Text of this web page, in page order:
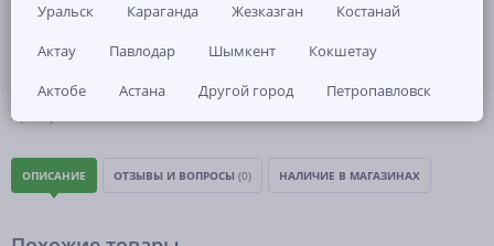
Артикул: - (0)
ОПИСАНИЕ ОТЗЫВЫ И ВОПРОСЫ (0) НАЛИЧИЕ В МАГАЗИНАХ
Уральск
Караганда Жезказган
Костанай
Актау
Павлодар Шымкент
Кокшетау
Актобе
Астана Другой город Петропавловск